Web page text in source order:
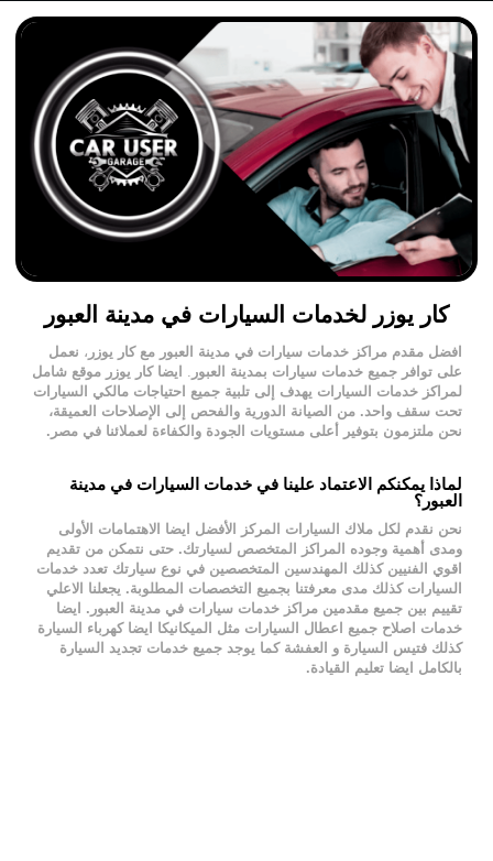
كار يوزر لخدمات السيارات في مدينة العبور
افضل مقدم مراكز خدمات سيارات في مدينة العبور مع كار يوزر ، نعمل
على توافر جميع خدمات سيارات بمدينة العبور . ايضا كار يوزر موقع شامل
لمراكز خدمات السيارات يهدف إلى تلبية جميع احتياجات مالكي السيارات
تحت سقف واحد. من الصيانة الدورية والفحص إلى الإصلاحات العميقة،
نحن ملتزمون بتوفير أعلى مستويات الجودة والكفاءة لعملائنا في مصر.
لماذا يمكنكم الاعتماد علينا في خدمات السيارات في مدينة
العبور؟
نحن نقدم لكل ملاك السيارات المركز الأفضل ايضا الاهتمامات الأولى
ومدى أهمية وجوده المراكز المتخصص لسيارتك. حتى نتمكن من تقديم
اقوي الفنيين كذلك المهندسين المتخصصين في نوع سيارتك تعدد خدمات
السيارات كذلك مدى معرفتنا بجميع التخصصات المطلوبة. يجعلنا الاعلي
تقييم بين جميع مقدمين مراكز خدمات سيارات في مدينة العبور . ايضا
خدمات اصلاح جميع اعطال السيارات مثل الميكانيكا ايضا كهرباء السيارة
كذلك فتيس السيارة و العفشة كما يوجد جميع خدمات تجديد السيارة
بالكامل ايضا تعليم القيادة.